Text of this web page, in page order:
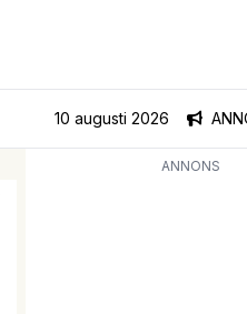
10 augusti 2026
ANNONS